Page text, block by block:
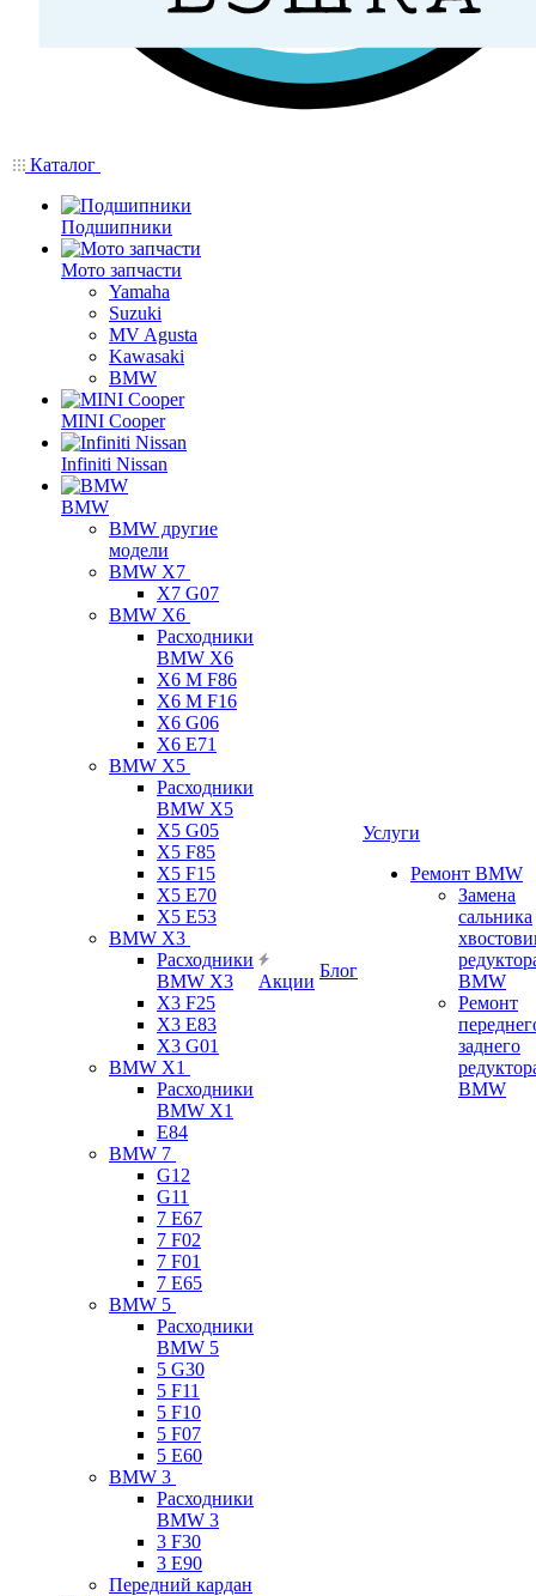
Каталог
Подшипники
Мото запчасти
Yamaha
Suzuki
MV Agusta
Kawasaki
BMW
MINI Cooper
Infiniti Nissan
BMW
BMW другие
модели
BMW X7
X7 G07
BMW X6
Расходники
BMW X6
X6 M F86
X6 M F16
X6 G06
X6 E71
BMW X5
Расходники
BMW X5
X5 G05
X5 F85
X5 F15
X5 E70
X5 E53
BMW X3
Расходники
BMW X3
X3 F25
X3 E83
X3 G01
BMW X1
Расходники
BMW X1
E84
BMW 7
G12
G11
7 Е67
7 F02
7 F01
7 E65
BMW 5
Расходники
BMW 5
5 G30
5 F11
5 F10
5 F07
5 E60
BMW 3
Расходники
BMW 3
3 F30
3 E90
Передний кардан
Акции
Блог
Услуги
Ремонт BMW
Замена
сальника
BMW
Ремонт
заднего
BMW